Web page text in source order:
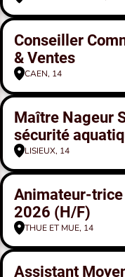
Conseiller
& Ventes
CAEN, 14
Maître Nageur
sécurité
LISIEUX, 14
Animateur-
2026 (H/F)
THUE ET MUE, 14
Assistant